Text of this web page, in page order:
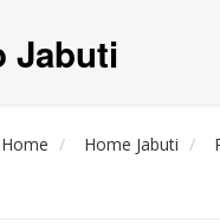
Jabuti
Home Home Jabuti